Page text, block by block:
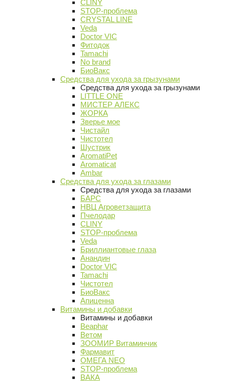
CLINY
STOP-проблема
CRYSTAL LINE
Veda
Doctor VIC
Фитодок
Tamachi
No brand
БиоВакс
Средства для ухода за грызунами
Средства для ухода за грызунами
LITTLE ONE
МИСТЕР АЛЕКС
ЖОРКА
Зверье мое
Чистайл
Чистотел
Шустрик
AromatiPet
Aromaticat
Ambar
Средства для ухода за глазами
Средства для ухода за глазами
БАРС
НВЦ Агроветзащита
Пчелодар
CLINY
STOP-проблема
Veda
Бриллиантовые глаза
Анандин
Doctor VIC
Tamachi
Чистотел
БиоВакс
Апиценна
Витамины и добавки
Витамины и добавки
Beaphar
Ветом
ЗООМИР Витаминчик
Фармавит
ОМЕГА NEO
STOP-проблема
ВАКА